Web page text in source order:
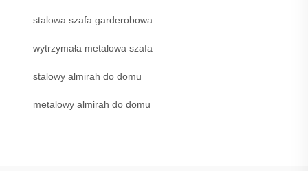
stalowa szafa garderobowa
wytrzymała metalowa szafa
stalowy almirah do domu
metalowy almirah do domu